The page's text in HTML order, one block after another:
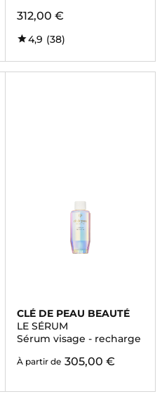
312,00 €
4,9 (38)
CLÉ DE PEAU BEAUTÉ
LE SÉRUM
Sérum visage - recharge
À partir de 305,00 €